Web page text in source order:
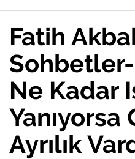
Fatih
Ne Kadar
Yanıyorsa
Ayrılık